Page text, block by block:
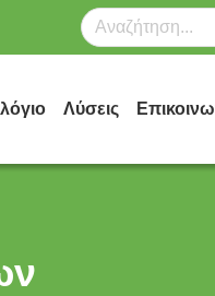
Λύσεις